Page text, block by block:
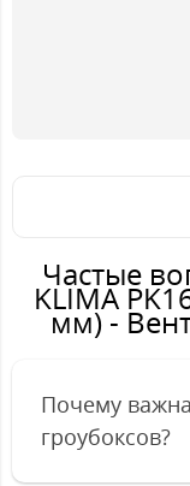
Частые
KLIMA
мм) -
Почему
гроубоксов?